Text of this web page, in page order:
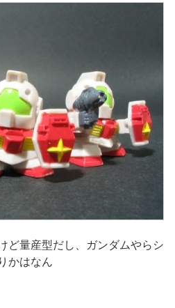
ど量産型だし、ガンダムやらシ
かはなん